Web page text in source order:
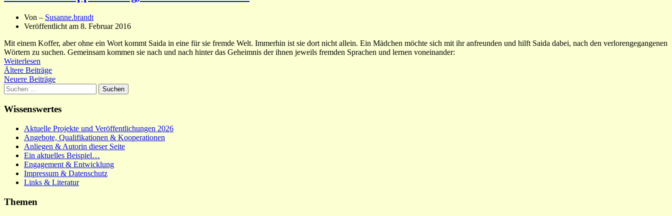
Von – Susanne.brandt
Veröffentlicht am 8. Februar 2016
Mit einem Koffer, aber ohne ein Wort kommt Saida in eine für sie fremde Welt. Immerhin ist sie dort nicht allein. Ein Mädchen möchte sich mit ihr anfreunden und hilft Saida dabei, nach den verlorengegangenen
Wörtern zu suchen. Gemeinsam kommen sie nach und nach hinter das Geheimnis der ihnen jeweils fremden Sprachen und lernen voneinander:
Weiterlesen
Beitragsnavigation
Ältere Beiträge
Neuere Beiträge
Suchen
nach:
Wissenswertes
Aktuelle Projekte und Veröffentlichungen 2026
Angebote, Qualifikationen & Kooperationen
Anliegen & Autorin dieser Seite
Ein aktuelles Beispiel…
Engagement & Entwicklung
Impressum & Datenschutz
Links & Literatur
Themen